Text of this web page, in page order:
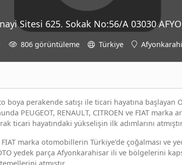
Sitesi 625. Sokak No:56/A 03030
806 görüntüleme Türkiye
boya perakende satışı ile ticari hayatına başlayan
PEUGEOT, RENAULT, CITROEN ve FIAT marka
ticari hayatındaki yükselişin ilk adımlarını
FIAT marka otomobillerin Türkiye’de çoğalması ve
OTO yedek parça Afyonkarahisar ili ve bölgelerini
atmıştır.